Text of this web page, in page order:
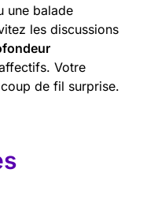
une balade
les discussions
Votre
de fil surprise.